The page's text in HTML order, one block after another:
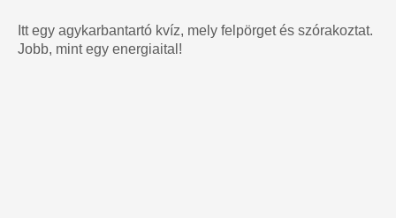
Itt egy agykarbantartó kvíz, mely felpörget és szórakoztat.
Jobb, mint egy energiaital!